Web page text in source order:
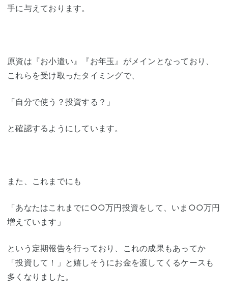
手に与えております。
原資は『お小遣い』『お年玉』がメインとなっており、
これらを受け取ったタイミングで、
「自分で使う？投資する？」
と確認するようにしています。
また、これまでにも
「あなたはこれまでに○○万円投資をして、いま○○万円
増えています」
という定期報告を行っており、これの成果もあってか
「投資して！」と嬉しそうにお金を渡してくるケースも
多くなりました。